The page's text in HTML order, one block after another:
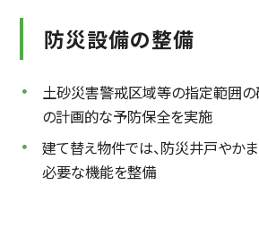
防災設備の整備
土砂災害警戒区域等の指定範囲の
の計画的な予防保全を実施
建て替え物件では、防災井戸やか
必要な機能を整備